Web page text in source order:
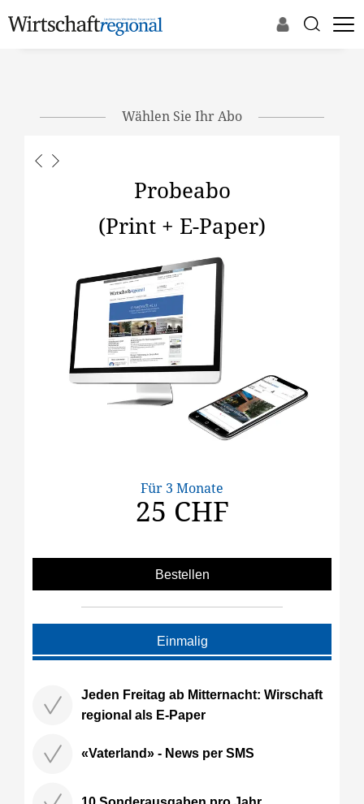
Wählen Sie Ihr Abo
Probeabo
(Print + E-Paper)
Für 3 Monate
25 CHF
Bestellen
Einmalig
Jeden Freitag ab Mitternacht: Wirschaft
regional als E-Paper
«Vaterland» - News per SMS